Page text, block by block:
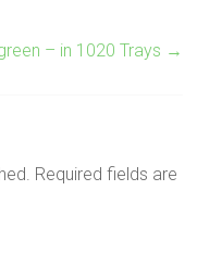
– in 1020 Trays →
Required fields are